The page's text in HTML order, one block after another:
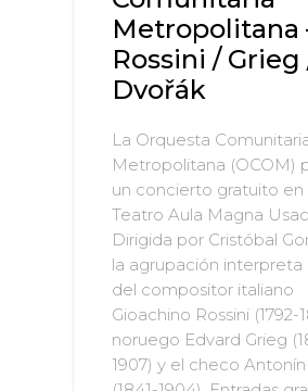
Metropolitana
Rossini / Grieg
Dvořák
La Orquesta
Metropolitana (OCOM)
un concierto gratuito en
Teatro Aula Magna
Dirigida por Cristóbal
la agrupación interpreta
del compositor italiano
Gioachino Rossini (1792-
noruego Edvard Grieg
1907) y el checo